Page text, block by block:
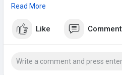
Read More
Like Comment